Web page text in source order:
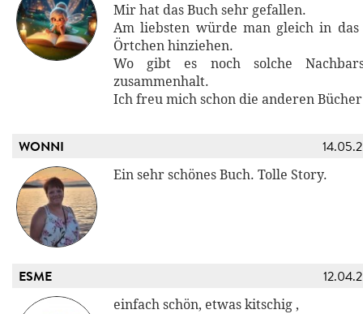
Mir hat das Buch sehr gefallen.
Am liebsten würde man gleich in
Örtchen hinziehen.
Wo gibt es noch solche
zusammenhalt.
Ich freu mich schon die anderen
WONNI
Ein sehr schönes Buch. Tolle Story.
ESME
einfach schön, etwas kitschig ,